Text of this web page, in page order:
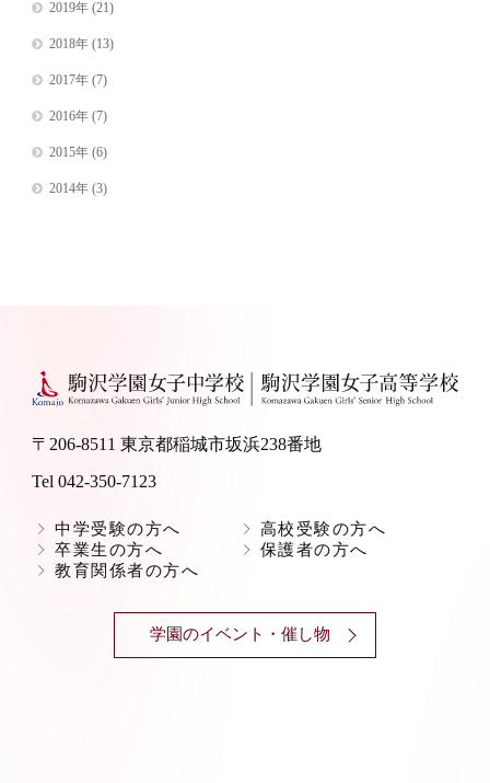
2019年(21)
2018年(13)
2017年(7)
2016年(7)
2015年(6)
2014年(3)
〒206-8511 東京都稲城市坂浜238番地
Tel 042-350-7123
中学受験の方へ
高校受験の方へ
卒業生の方へ
保護者の方へ
教育関係者の方へ
学園のイベント・催し物